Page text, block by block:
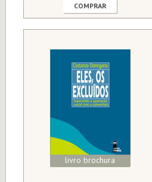
COMPRAR
livro brochura